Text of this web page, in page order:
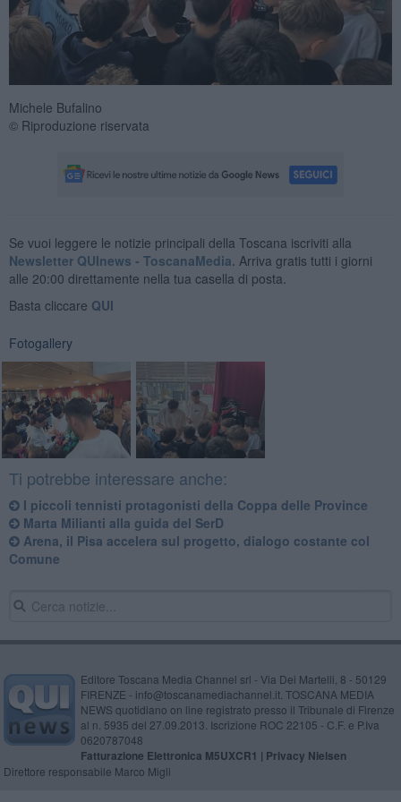
Michele Bufalino
© Riproduzione riservata
Se vuoi leggere le notizie principali della Toscana iscriviti alla
Newsletter QUInews - ToscanaMedia. Arriva gratis tutti i giorni
alle 20:00 direttamente nella tua casella di posta.
Basta cliccare QUI
Fotogallery
Ti potrebbe interessare anche:
I piccoli tennisti protagonisti della Coppa delle Province
Marta Milianti alla guida del SerD
​Arena, il Pisa accelera sul progetto, dialogo costante col
Comune
Editore Toscana Media Channel srl - Via Dei Martelli, 8 - 50129
FIRENZE - info@toscanamediachannel.it. TOSCANA MEDIA
NEWS quotidiano on line registrato presso il Tribunale di Firenze
al n. 5935 del 27.09.2013. Iscrizione ROC 22105 - C.F. e P.Iva
0620787048
Fatturazione Elettronica M5UXCR1 | Privacy Nielsen
Direttore responsabile Marco Migli